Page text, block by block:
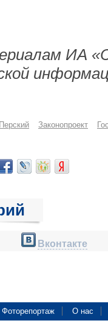
ИА
Перский Законопроект
Вконтакте
Фоторепортаж О нас